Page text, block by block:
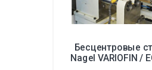
Бесцентровые
Nagel VARIOFIN /